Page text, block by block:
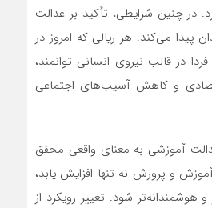
در چنین شرایطی، تأکید بر عدالت
پیدا می‌کند. هر ریالی که امروز در
در قالب نیروی انسانی توانمند،
و کاهش آسیب‌های اجتماعی
عدالت آموزشی به معنای واقعی محقق
و پرورش نه‌ تنها افزایش یابد،
و هوشمندانه‌تر شود. تغییر رویکرد از